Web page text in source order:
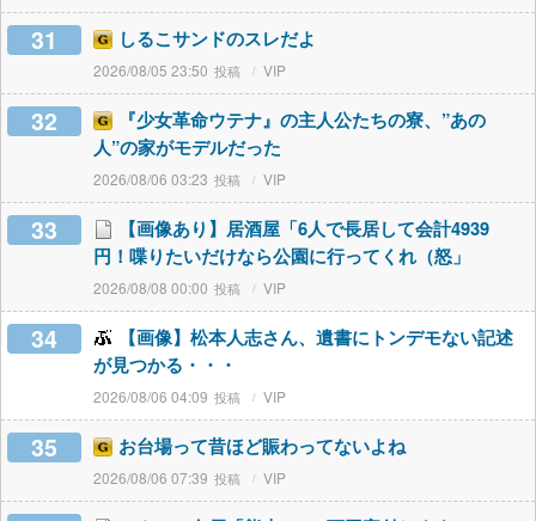
31 しるこサンドのスレだよ
2026/08/05 23:50 VIP
32
『少女革命ウテナ』の主人公たちの寮、”あの
人”の家がモデルだった
2026/08/06 03:23 VIP
33
【画像あり】居酒屋「6人で長居して会計4939
円！喋りたいだけなら公園に行ってくれ（怒」
2026/08/08 00:00 VIP
34
【画像】松本人志さん、遺書にトンデモない記述
が見つかる・・・
2026/08/06 04:09 VIP
35 お台場って昔ほど賑わってないよね
2026/08/06 07:39 VIP